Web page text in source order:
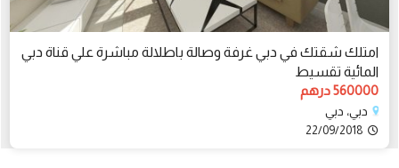
امتلك شقتك في دبي غرفة وصالة باطلالة مباشرة علي قناة دبي
المائية تقسيط
560000 درهم
دبي، دبي
22/09/2018